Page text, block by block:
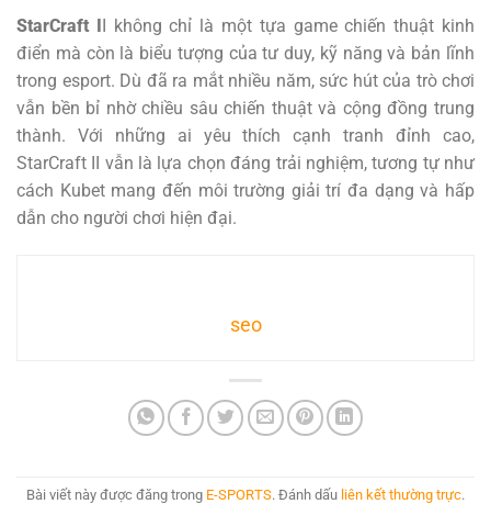
StarCraft II không chỉ là một tựa game chiến thuật kinh
điển mà còn là biểu tượng của tư duy, kỹ năng và bản lĩnh
trong esport. Dù đã ra mắt nhiều năm, sức hút của trò chơi
vẫn bền bỉ nhờ chiều sâu chiến thuật và cộng đồng trung
thành. Với những ai yêu thích cạnh tranh đỉnh cao,
StarCraft II vẫn là lựa chọn đáng trải nghiệm, tương tự như
cách Kubet mang đến môi trường giải trí đa dạng và hấp
dẫn cho người chơi hiện đại.
seo
Bài viết này được đăng trong E-SPORTS. Đánh dấu liên kết thường trực.